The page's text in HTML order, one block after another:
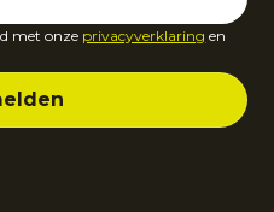
met onze privacyverklaring en